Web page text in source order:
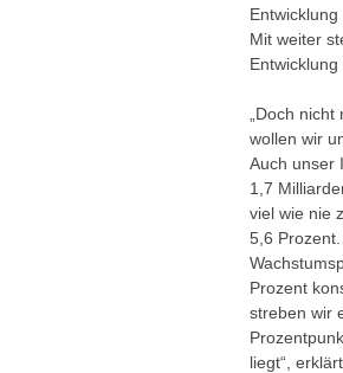
Mit weiter
„Doch
wollen wir
Auch unser
1,7
viel wie nie
5,6
Prozent
streben wir
liegt“,